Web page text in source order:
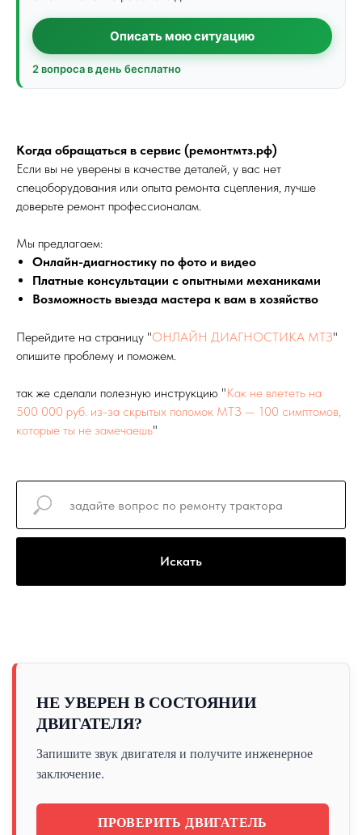
Описать мою ситуацию
2 вопроса в день бесплатно
Когда обращаться в сервис (ремонтмтз.рф)
Если вы не уверены в качестве деталей, у вас нет
спецоборудования или опыта ремонта сцепления, лучше
доверьте ремонт профессионалам.
Мы предлагаем:
Онлайн-диагностику по фото и видео
Платные консультации с опытными механиками
Возможность выезда мастера к вам в хозяйство
Перейдите на страницу "ОНЛАЙН ДИАГНОСТИКА МТЗ"
опишите проблему и поможем.
так же сделали полезную инструкцию "Как не влететь на
500 000 руб. из-за скрытых поломок МТЗ — 100 симптомов,
которые ты не замечаешь"
Искать
НЕ УВЕРЕН В СОСТОЯНИИ
ДВИГАТЕЛЯ?
Запишите звук двигателя и получите инженерное
заключение.
ПРОВЕРИТЬ ДВИГАТЕЛЬ